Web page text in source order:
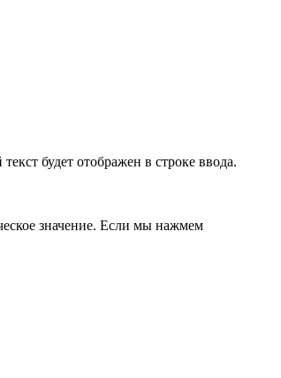
будет отображен в строке ввода.
значение. Если мы нажмем